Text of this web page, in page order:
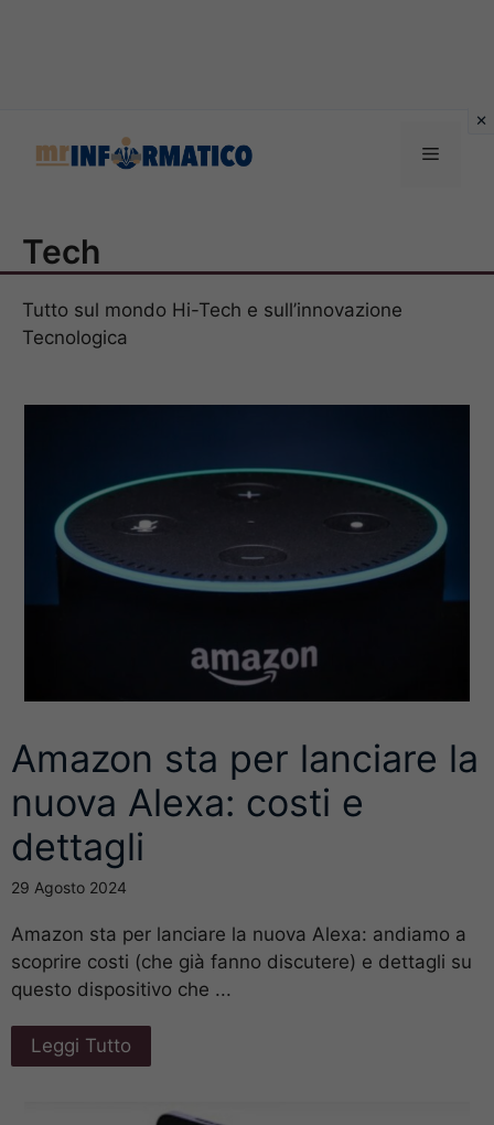
Menu
Tech
Tutto sul mondo Hi-Tech e sull’innovazione
Tecnologica
Amazon sta per lanciare la
nuova Alexa: costi e
dettagli
29 Agosto 2024
Amazon sta per lanciare la nuova Alexa: andiamo a
scoprire costi (che già fanno discutere) e dettagli su
questo dispositivo che ...
Leggi Tutto